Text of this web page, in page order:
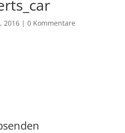
2016| 0 Kommentare